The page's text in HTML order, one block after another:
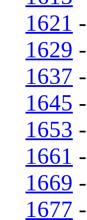
1621 -
1629 -
1637 -
1645 -
1653 -
1661 -
1669 -
1677 -